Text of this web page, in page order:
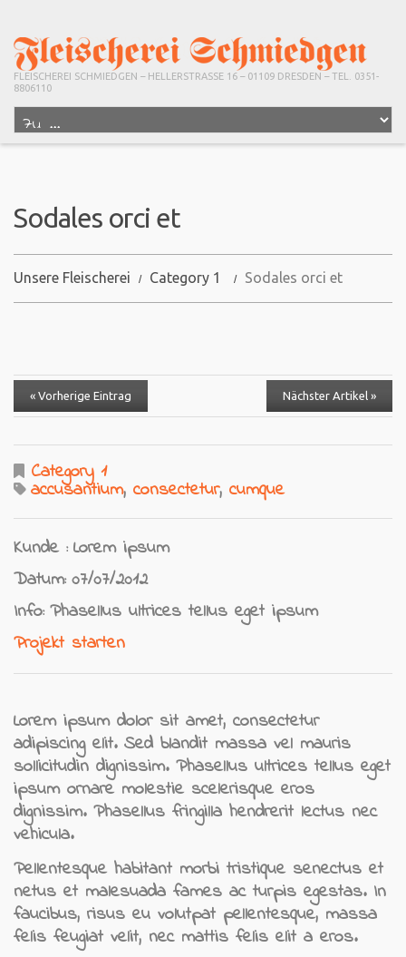
FLEISCHEREI SCHMIEDGEN – HELLERSTRASSE 16 – 01109 DRESDEN – TEL. 0351-
8806110
Sodales orci et
Unsere Fleischerei Category 1 Sodales orci et
« Vorherige Eintrag Nächster Artikel »
Category 1
accusantium, consectetur, cumque
Kunde : Lorem ipsum
Datum: 07/07/2012
Info: Phasellus ultrices tellus eget ipsum
Projekt starten
Lorem ipsum dolor sit amet, consectetur
adipiscing elit. Sed blandit massa vel mauris
sollicitudin dignissim. Phasellus ultrices tellus eget
ipsum ornare molestie scelerisque eros
dignissim. Phasellus fringilla hendrerit lectus nec
vehicula.
Pellentesque habitant morbi tristique senectus et
netus et malesuada fames ac turpis egestas. In
faucibus, risus eu volutpat pellentesque, massa
felis feugiat velit, nec mattis felis elit a eros.